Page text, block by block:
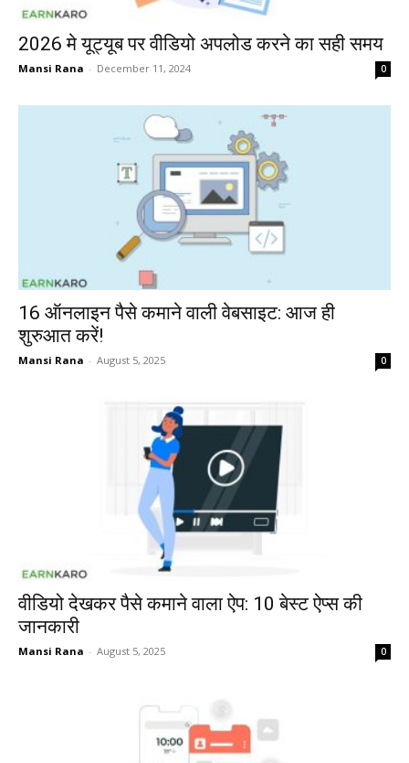
2026 मे यूट्यूब पर वीडियो अपलोड करने का सही समय
Mansi Rana - December 11, 2024 0
16 ऑनलाइन पैसे कमाने वाली वेबसाइट: आज ही
शुरुआत करें!
Mansi Rana - August 5, 2025 0
वीडियो देखकर पैसे कमाने वाला ऐप: 10 बेस्ट ऐप्स की
जानकारी
Mansi Rana - August 5, 2025 0